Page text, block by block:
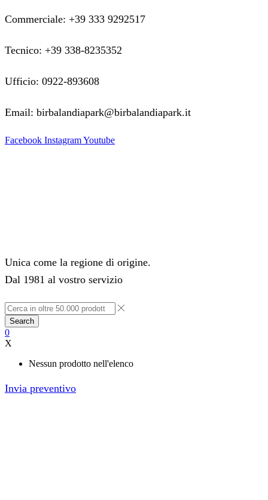
Commerciale: +39 333 9292517
Tecnico: +39 338-8235352
Ufficio: 0922-893608
Email: birbalandiapark@birbalandiapark.it
Facebook InstagramYoutube
Unica come la regione di origine.
Dal 1981 al vostro servizio
Search
0
X
Nessun prodotto nell'elenco
Invia preventivo